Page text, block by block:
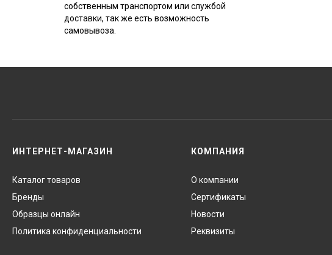
собственным транспортом или службой
доставки, так же есть возможность
самовывоза.
ИНТЕРНЕТ-МАГАЗИН
Каталог товаров
Бренды
Образцы онлайн
Политика конфиденциальности
КОМПАНИЯ
О компании
Сертификаты
Новости
Реквизиты